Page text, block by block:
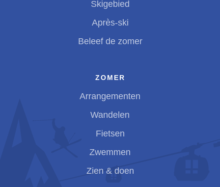
Skigebied
Après-ski
Beleef de zomer
ZOMER
Arrangementen
Wandelen
Fietsen
Zwemmen
Zien & doen